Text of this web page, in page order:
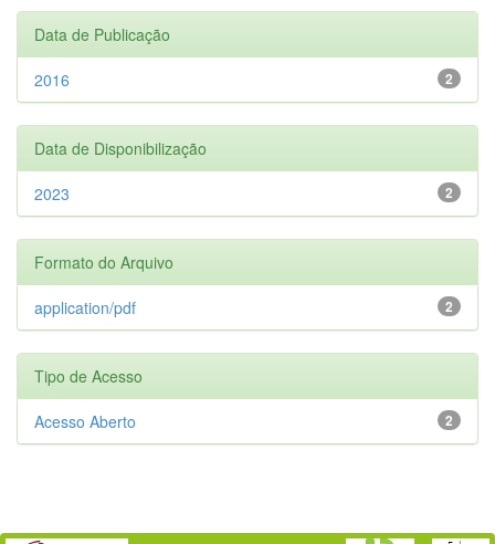
Data de Publicação
2
2016
Data de Disponibilização
2
2023
Formato do Arquivo
2
application/pdf
Tipo de Acesso
2
Acesso Aberto